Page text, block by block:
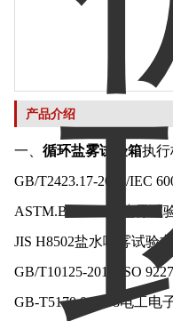
产品介绍
一、 循环盐雾试验箱执
GB/T2423.17-2008/IEC
ASTM.B117-2009盐雾试
JIS H8502盐水喷雾试验
GB/T10125-2012/ISO
GB-T5170.8-2008电工